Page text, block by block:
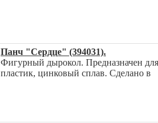
Панч "Сердце" (394031).
Фигурный дырокол. Предназначен
пластик, цинковый сплав. Сделано в